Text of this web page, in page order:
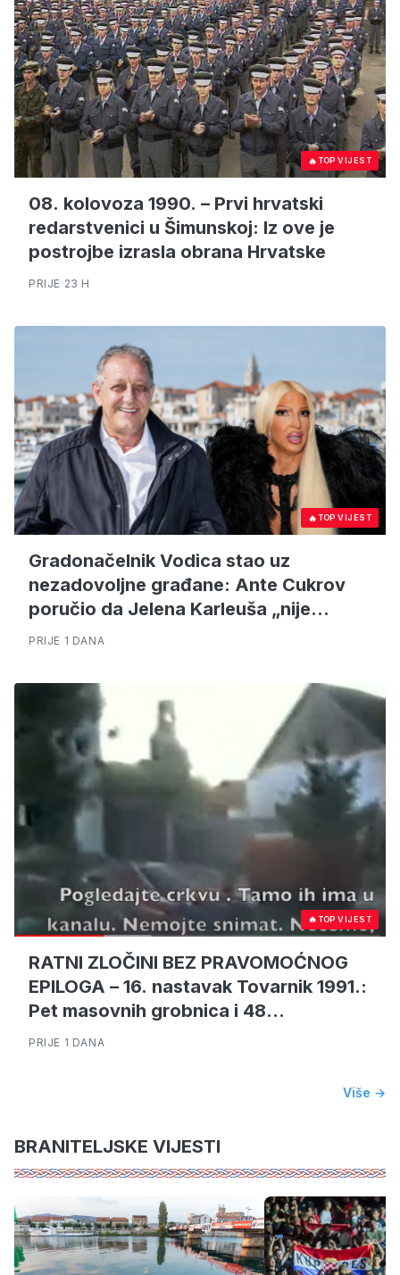
🔥TOP VIJEST
08. kolovoza 1990. – Prvi hrvatski
redarstvenici u Šimunskoj: Iz ove je
postrojbe izrasla obrana Hrvatske
PRIJE 23 H
🔥TOP VIJEST
Gradonačelnik Vodica stao uz
nezadovoljne građane: Ante Cukrov
poručio da Jelena Karleuša „nije
dobrodošla“
PRIJE 1 DANA
🔥TOP VIJEST
RATNI ZLOČINI BEZ PRAVOMOĆNOG
EPILOGA – 16. nastavak Tovarnik 1991.:
Pet masovnih grobnica i 48
pogubljenih – sedmorica osuđena, ali
PRIJE 1 DANA
Više →
BRANITELJSKE VIJESTI